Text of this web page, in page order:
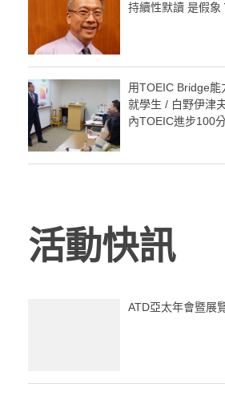
持續性默讀 是假象
用TOEIC Bridge
就學生 / 白野伊津
內TOEIC進步100
活動快訊
ATD亞太年會暨展